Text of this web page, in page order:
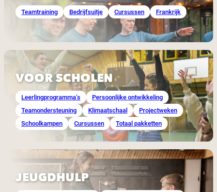
Teamtraining Bedrijfsuitje Cursussen Frankrijk
VOOR SCHOLEN
Leerlingprogramma’s
Persoonlijke ontwikkeling
Teamondersteuning
Klimaatschaal
Projectweken
Schoolkampen
Cursussen Totaal pakketten
JEUGDHULP